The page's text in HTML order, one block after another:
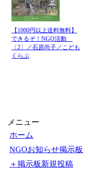
【1000円以上送料無料】
できるぞ！NGO活動
〔2〕／石原尚子／こども
くらぶ
メニュー
ホーム
NGOお知らせ掲示板
＋掲示板新規投稿